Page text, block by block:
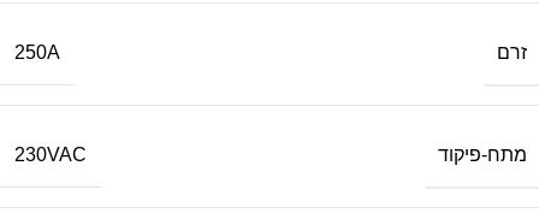
זרם 250A
מתח-פיקוד 230VAC